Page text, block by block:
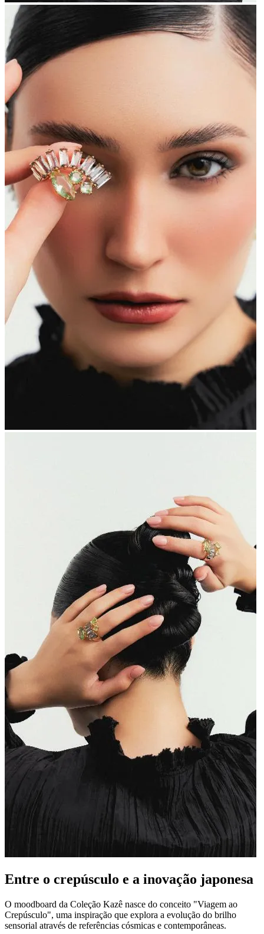
Entre o crepúsculo e a inovação japonesa
O moodboard da Coleção Kazê nasce do conceito "Viagem ao
Crepúsculo", uma inspiração que explora a evolução do brilho
sensorial através de referências cósmicas e contemporâneas.